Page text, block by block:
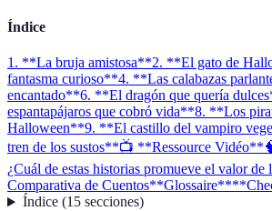
Índice
1. **La bruja amistosa**2. **El gato de
fantasma curioso**4. **Las calabazas
encantado**6. **El dragón que quería
espantapájaros que cobró vida**8. **Los
Halloween**9. **El castillo del vampiro
tren de los sustos**📺 **Ressource Vidéo**
¿Cuál de estas historias promueve el valor de
Comparativa de Cuentos**Glossaire**
Índice(15 secciones)